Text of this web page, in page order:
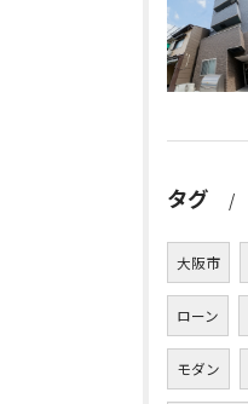
タグ
大阪市
ローン
モダン